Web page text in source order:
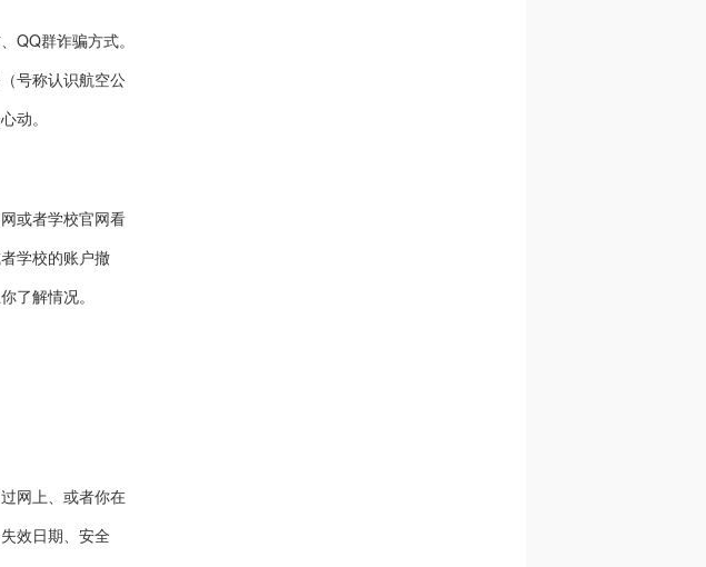
QQ群诈骗方式。
号称认识航空公
动。
或者学校官网看
学校的账户撤
了解情况。
网上、或者你在
效日期、安全